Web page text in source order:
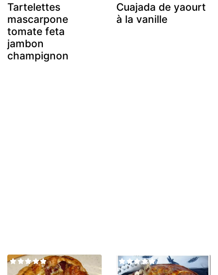
Tartelettes
mascarpone
tomate feta
jambon
champignon
Cuajada de yaourt
à la vanille